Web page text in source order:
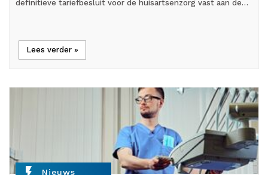
definitieve tariefbesluit voor de huisartsenzorg vast aan de…
Lees verder »
flash_on Nieuws